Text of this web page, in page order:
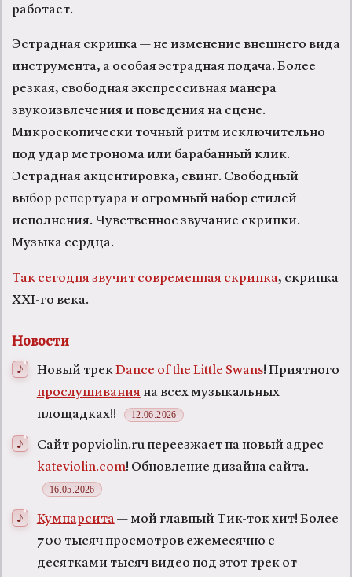
работает.
Эстрадная скрипка — не изменение внешнего вида
инструмента, а особая эстрадная подача. Более
резкая, свободная экспрессивная манера
звукоизвлечения и поведения на сцене.
Микроскопически точный ритм исключительно
под удар метронома или барабанный клик.
Эстрадная акцентировка, свинг. Свободный
выбор репертуара и огромный набор стилей
исполнения. Чувственное звучание скрипки.
Музыка сердца.
Так сегодня звучит современная скрипка, скрипка
XXI-го века.
Новости
Новый трекDance of the Little Swans! Приятного
прослушивания на всех музыкальных
площадках!!
12.06.2026
Сайт popviolin.ru переезжает на новый адрес
kateviolin.com! Обновление дизайна сайта.
16.05.2026
Кумпарсита— мой главный Тик-ток хит! Более
700 тысяч просмотров ежемесячно с
десятками тысяч видео под этот трек от